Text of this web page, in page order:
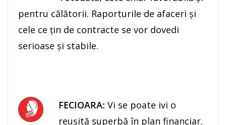
pentru călătorii. Raporturile de afaceri şi
cele ce ţin de contracte se vor dovedi
serioase şi stabile.
FECIOARA: Vi se poate ivi o
reuşită superbă în plan financiar.